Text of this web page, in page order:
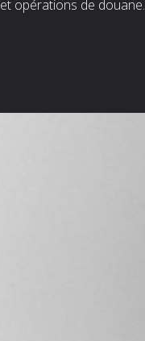
et opérations de douane.